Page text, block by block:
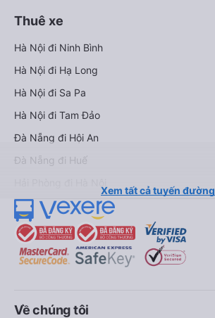
Thuê xe
Hà Nội đi Ninh Bình
Hà Nội đi Hạ Long
Hà Nội đi Sa Pa
Hà Nội đi Tam Đảo
Đà Nẵng đi Hội An
Đà Nẵng đi Huế
Xem tất cả tuyến đường
Về chúng tôi